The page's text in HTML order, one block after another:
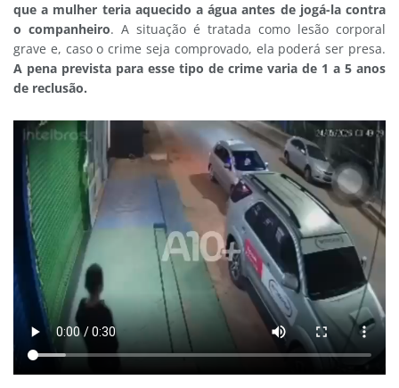
que a mulher teria aquecido a água antes de jogá-la contra
o companheiro. A situação é tratada como lesão corporal
grave e, caso o crime seja comprovado, ela poderá ser presa.
A pena prevista para esse tipo de crime varia de 1 a 5 anos
de reclusão.